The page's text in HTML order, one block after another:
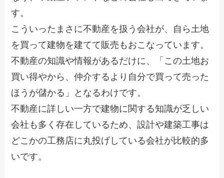
す。
こういったまさに不動産を扱う会社が、自ら土地
を買って建物を建てて販売もおこなっています。
不動産の知識や情報があるだけに、「この土地お
買い得やから、仲介するより自分で買って売った
ほうが儲かる」となるわけです。
不動産に詳しい一方で建物に関する知識が乏しい
会社も多く存在しているため、設計や建築工事は
どこかの工務店に丸投げしている会社が比較的多
いです。